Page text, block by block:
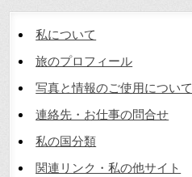
私について
旅のプロフィール
写真と情報のご使用について
連絡先・お仕事の問合せ
私の国分類
関連リンク・私の他サイト